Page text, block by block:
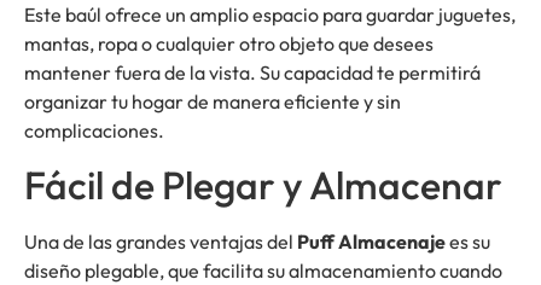
Este baúl ofrece un amplio espacio para guardar juguetes,
mantas, ropa o cualquier otro objeto que desees
mantener fuera de la vista. Su capacidad te permitirá
organizar tu hogar de manera eficiente y sin
complicaciones.
Fácil de Plegar y Almacenar
Una de las grandes ventajas del Puff Almacenajees su
diseño plegable, que facilita su almacenamiento cuando